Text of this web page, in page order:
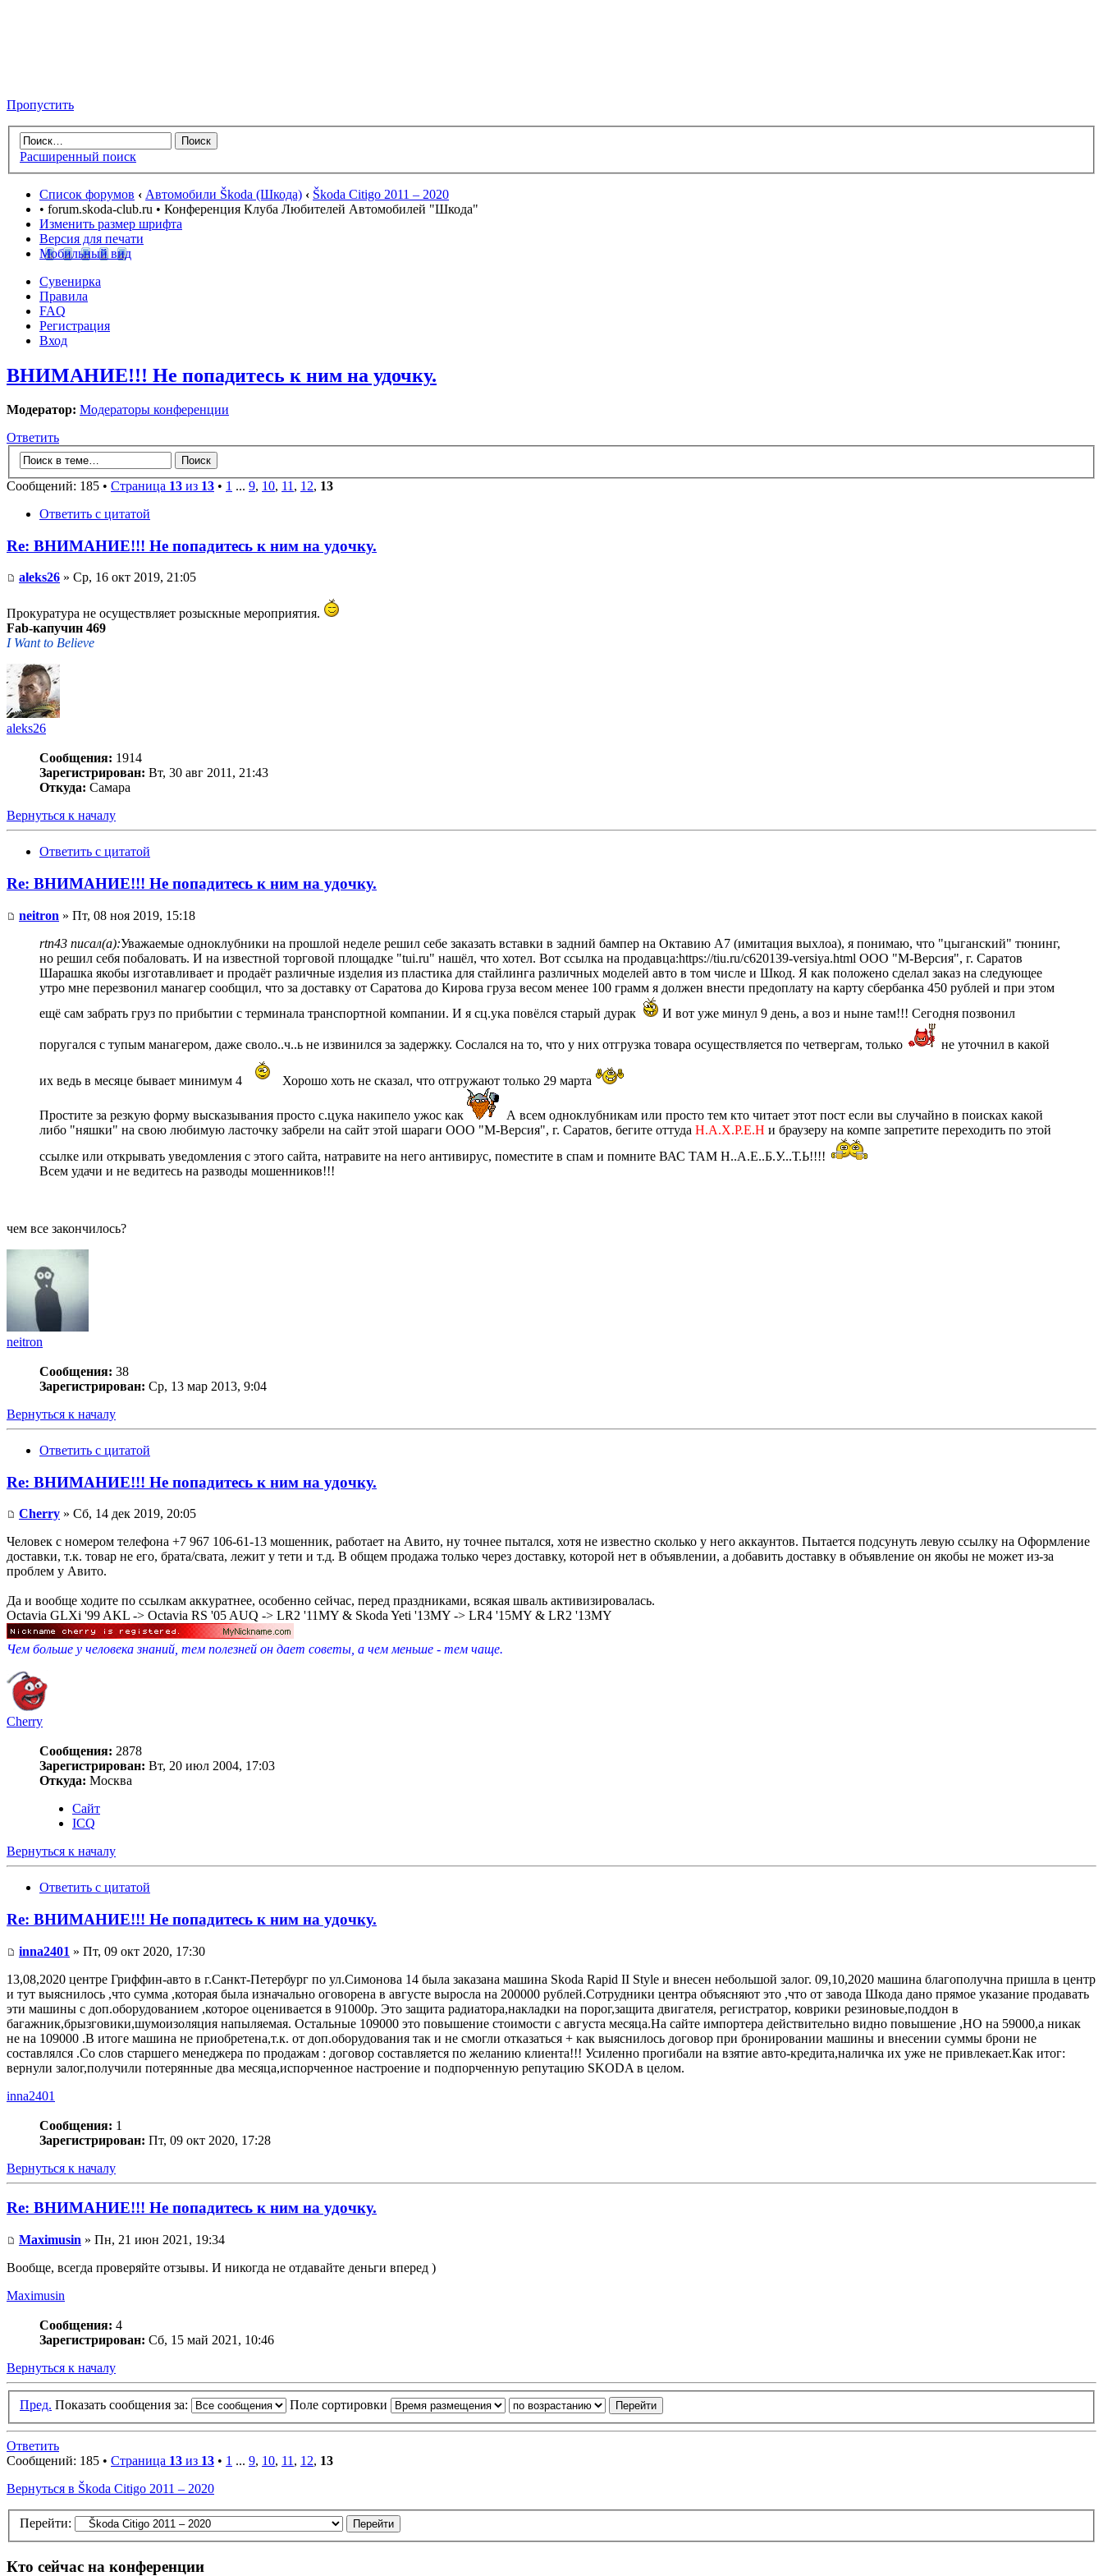
Пропустить
Расширенный поиск
Список форумов ‹ Автомобили Škoda (Шкода) ‹ Škoda Citigo 2011 – 2020
• forum.skoda-club.ru • Конференция Клуба Любителей Автомобилей "Шкода"
Изменить размер шрифта
Версия для печати
Мобильный вид
Сувенирка
Правила
FAQ
Регистрация
Вход
ВНИМАНИЕ!!! Не попадитесь к ним на удочку.
Модератор: Модераторы конференции
Ответить
Сообщений: 185 • Страница 13 из 13 • 1 ... 9, 10, 11 , 12, 13
Ответить с цитатой
Re: ВНИМАНИЕ!!! Не попадитесь к ним на удочку.
aleks26 » Ср, 16 окт 2019, 21:05
Прокуратура не осуществляет розыскные мероприятия.
Fab-капучин 469
I Want to Believe
aleks26
Сообщения: 1914
Зарегистрирован: Вт, 30 авг 2011, 21:43
Откуда: Самара
Вернуться к началу
Ответить с цитатой
Re: ВНИМАНИЕ!!! Не попадитесь к ним на удочку.
neitron » Пт, 08 ноя 2019, 15:18
rtn43 писал(а):Уважаемые одноклубники на прошлой неделе решил себе заказать вставки в задний бампер на Октавию А7 (имитация выхлоа), я понимаю, что "цыганский" тюнинг,
но решил себя побаловать. И на известной торговой площадке "tui.ru" нашёл, что хотел. Вот ссылка на продавца:https://tiu.ru/c620139-versiya.html ООО "М-Версия", г. Саратов
Шарашка якобы изготавливает и продаёт различные изделия из пластика для стайлинга различных моделей авто в том числе и Шкод. Я как положено сделал заказ на следующее
утро мне перезвонил манагер сообщил, что за доставку от Саратова до Кирова груза весом менее 100 грамм я должен внести предоплату на карту сбербанка 450 рублей и при этом
ещё сам забрать груз по прибытии с терминала транспортной компании. И я сц.ука повёлся старый дурак
И вот уже минул 9 день, а воз и ныне там!!! Сегодня позвонил
поругался с тупым манагером, даже своло..ч..ь не извинился за задержку. Сослался на то, что у них отгрузка товара осуществляется по четвергам, только не уточнил в какой
их ведь в месяце бывает минимум 4 Хорошо хоть не сказал, что отгружают только 29 марта
Простите за резкую форму высказывания просто с.цука накипело ужос как
А всем одноклубникам или просто тем кто читает этот пост если вы случайно в поисках какой
либо "няшки" на свою любимую ласточку забрели на сайт этой шараги ООО "М-Версия", г. Саратов, бегите оттуда Н.А.Х.Р.Е.Н и браузеру на компе запретите переходить по этой
ссылке или открывать уведомления с этого сайта, натравите на него антивирус, поместите в спам и помните ВАС ТАМ Н..А.Е..Б.У...Т.Ь!!!!
Всем удачи и не ведитесь на разводы мошенников!!!
чем все закончилось?
neitron
Сообщения: 38
Зарегистрирован: Ср, 13 мар 2013, 9:04
Вернуться к началу
Ответить с цитатой
Re: ВНИМАНИЕ!!! Не попадитесь к ним на удочку.
Cherry » Сб, 14 дек 2019, 20:05
Человек с номером телефона +7 967 106-61-13 мошенник, работает на Авито, ну точнее пытался, хотя не известно сколько у него аккаунтов. Пытается подсунуть левую ссылку на Оформление
доставки, т.к. товар не его, брата/свата, лежит у тети и т.д. В общем продажа только через доставку, которой нет в объявлении, а добавить доставку в объявление он якобы не может из-за
проблем у Авито.
Да и вообще ходите по ссылкам аккуратнее, особенно сейчас, перед праздниками, всякая шваль активизировалась.
Octavia GLXi '99 AKL -> Octavia RS '05 AUQ -> LR2 '11MY & Skoda Yeti '13MY -> LR4 '15MY & LR2 '13MY
Чем больше у человека знаний, тем полезней он дает советы, а чем меньше - тем чаще.
Cherry
Сообщения: 2878
Зарегистрирован: Вт, 20 июл 2004, 17:03
Откуда: Москва
Сайт
ICQ
Вернуться к началу
Ответить с цитатой
Re: ВНИМАНИЕ!!! Не попадитесь к ним на удочку.
inna2401 » Пт, 09 окт 2020, 17:30
13,08,2020 центре Гриффин-авто в г.Санкт-Петербург по ул.Симонова 14 была заказана машина Skoda Rapid II Style и внесен небольшой залог. 09,10,2020 машина благополучна пришла в центр
и тут выяснилось ,что сумма ,которая была изначально оговорена в августе выросла на 200000 рублей.Сотрудники центра объясняют это ,что от завода Шкода дано прямое указание продавать
эти машины с доп.оборудованием ,которое оценивается в 91000р. Это защита радиатора,накладки на порог,защита двигателя, регистратор, коврики резиновые,поддон в
багажник,брызговики,шумоизоляция напыляемая. Остальные 109000 это повышение стоимости с августа месяца.На сайте импортера действительно видно повышение ,НО на 59000,а никак
не на 109000 .В итоге машина не приобретена,т.к. от доп.оборудования так и не смогли отказаться + как выяснилось договор при бронировании машины и внесении суммы брони не
составлялся .Со слов старшего менеджера по продажам : договор составляется по желанию клиента!!! Усиленно прогибали на взятие авто-кредита,наличка их уже не привлекает.Как итог:
вернули залог,получили потерянные два месяца,испорченное настроение и подпорченную репутацию SKODA в целом.
inna2401
Сообщения: 1
Зарегистрирован: Пт, 09 окт 2020, 17:28
Вернуться к началу
Re: ВНИМАНИЕ!!! Не попадитесь к ним на удочку.
Maximusin » Пн, 21 июн 2021, 19:34
Вообще, всегда проверяйте отзывы. И никогда не отдавайте деньги вперед )
Maximusin
Сообщения: 4
Зарегистрирован: Сб, 15 май 2021, 10:46
Вернуться к началу
Пред. Показать сообщения за: Поле сортировки
Ответить
Сообщений: 185 • Страница 13 из 13 • 1 ... 9, 10, 11 , 12, 13
Вернуться в Škoda Citigo 2011 – 2020
Перейти:
Кто сейчас на конференции